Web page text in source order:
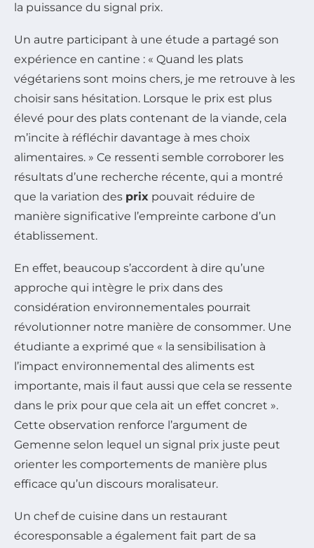
la puissance du signal prix.
Un autre participant à une étude a partagé son
expérience en cantine : « Quand les plats
végétariens sont moins chers, je me retrouve à les
choisir sans hésitation. Lorsque le prix est plus
élevé pour des plats contenant de la viande, cela
m’incite à réfléchir davantage à mes choix
alimentaires. » Ce ressenti semble corroborer les
résultats d’une recherche récente, qui a montré
que la variation des prix pouvait réduire de
manière significative l’empreinte carbone d’un
établissement.
En effet, beaucoup s’accordent à dire qu’une
approche qui intègre le prix dans des
considération environnementales pourrait
révolutionner notre manière de consommer. Une
étudiante a exprimé que « la sensibilisation à
l’impact environnemental des aliments est
importante, mais il faut aussi que cela se ressente
dans le prix pour que cela ait un effet concret ».
Cette observation renforce l’argument de
Gemenne selon lequel un signal prix juste peut
orienter les comportements de manière plus
efficace qu’un discours moralisateur.
Un chef de cuisine dans un restaurant
écoresponsable a également fait part de sa